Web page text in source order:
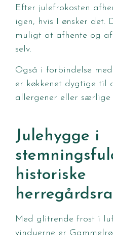
Efter julefrokosten
igen, hvis I ønsker det.
muligt at afhente og
selv.
Også i forbindelse
er køkkenet dygtige til
allergener eller særlige
Julehygge i
historiske
Med glitrende frost i
vinduerne er